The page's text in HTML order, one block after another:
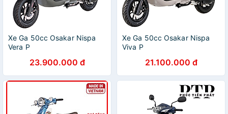
Xe Ga 50cc Osakar Nispa
Vera P
23.900.000 đ
Xe Ga 50cc Osakar Nispa
Viva P
21.100.000 đ